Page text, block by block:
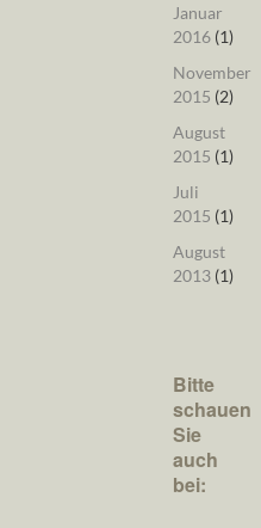
Januar
2016(1)
November
2015 (2)
August
2015 (1)
Juli
2015 (1)
August
2013(1)
Bitte
schauen
Sie
auch
bei: